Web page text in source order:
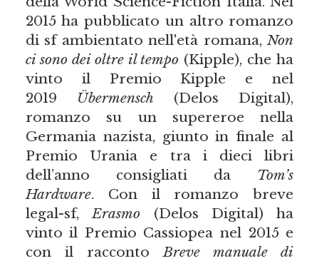
2015 ha pubblicato un altro romanzo
di sf ambientato nell'età romana,Non
ci sono dei oltre il tempo (Kipple), che ha
vinto il Premio Kipple e nel
2019 Übermensch (Delos Digital),
romanzo su un supereroe nella
Germania nazista, giunto in finale al
Premio Urania e tra i dieci libri
dell’anno consigliati da Tom’s
Hardware. Con il romanzo breve
legal-sf,Erasmo (Delos Digital) ha
vinto il Premio Cassiopea nel 2015 e
con il raccontoBreve manuale di